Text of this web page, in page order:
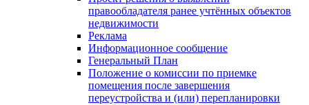
правообладателя ранее учтённых объектов
недвижимости
Реклама
Информационное сообщение
Генеральный План
Положение о комиссии по приемке
помещения после завершения
переустройства и (или) перепланировки